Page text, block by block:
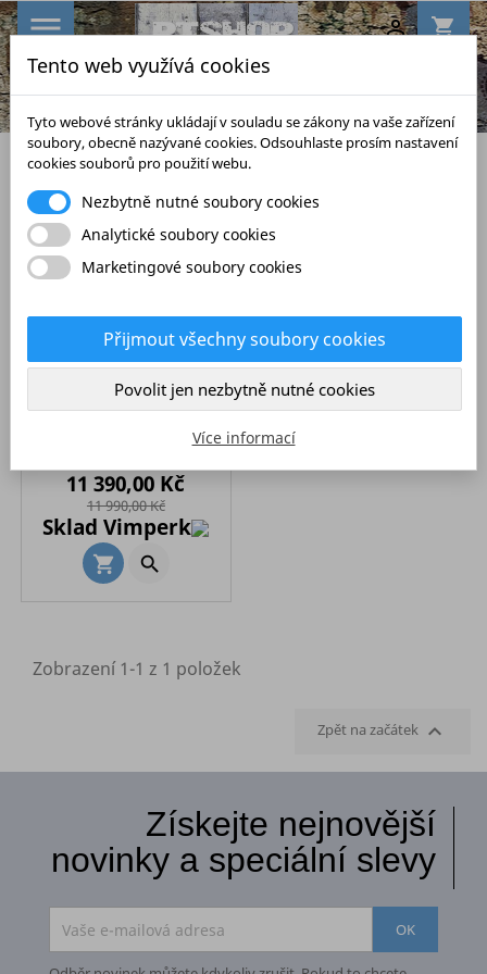
 shopping_cart

search
Servírovací stolky
DOPRAVA ZDARMA
(3584) BODEGA
Běžná
cena
- 600,00 KČ
Cena
11 390,00 KčBěžná
11 990,00 Kč
Sklad Vimperk
shopping_cart 
Zobrazení 1-1 z 1 položek
Zpět na začátek 
Získejte nejnovější
novinky a speciální slevy
Tento web využívá cookies
Tyto webové stránky ukládají v souladu se zákony na vaše zařízení
soubory, obecně nazývané cookies. Odsouhlaste prosím nastavení
cookies souborů pro použití webu.
Nezbytně nutné soubory cookies
Analytické soubory cookies
Marketingové soubory cookies
Přijmout všechny soubory cookies
Povolit jen nezbytně nutné cookies
Více informací